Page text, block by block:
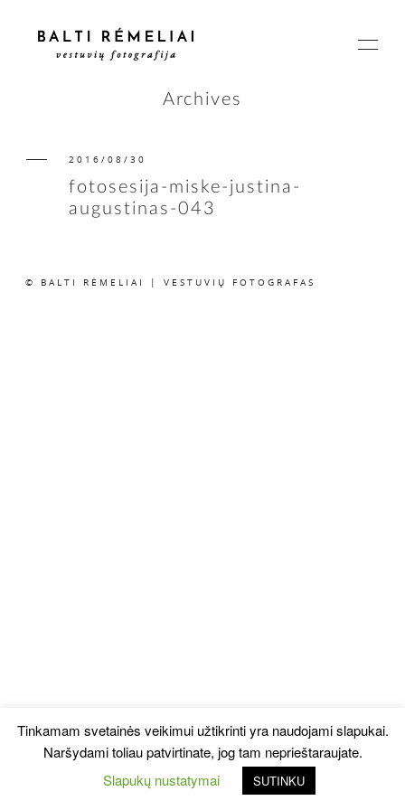
PAGRINDINIS
ISTORIJOS
Archives
2016/08/30
fotosesija-miske-justina-
augustinas-043
© BALTI RĖMELIAI | VESTUVIŲ FOTOGRAFAS
Tinkamam svetainės veikimui užtikrinti yra naudojami slapukai.
Naršydami toliau patvirtinate, jog tam neprieštaraujate.
Slapukų nustatymai
SUTINKU